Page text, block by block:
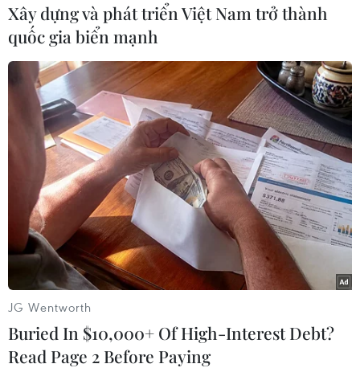
Lực lượng chức năng phong tỏa hiện trường. (Ảnh: TTXVN
phát)
Xây dựng và phát triển Việt Nam trở thành
quốc gia biển mạnh
JG Wentworth
Buried In $10,000+ Of High-Interest Debt?
Read Page 2 Before Paying